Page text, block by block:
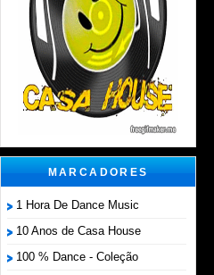
MARCADORES
1 Hora De Dance Music
10 Anos de Casa House
100 % Dance - Coleção